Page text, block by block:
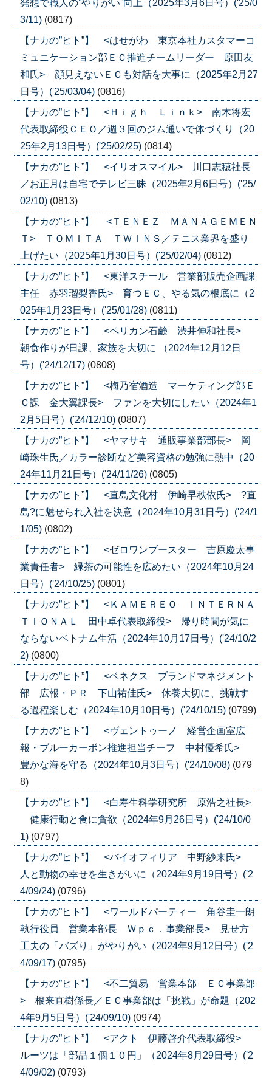
発想で職人の”やりがい”向上（2025年3月6日号）('25/0
3/11) (0817)
【ナカの”ヒト”】 <はせがわ 東京本社カスタマーコ
ミュニケーション部ＥＣ推進チームリーダー 原田友
和氏> 顔見えないＥＣも対話を大事に（2025年2月27
日号）('25/03/04) (0816)
【ナカの”ヒト”】 <Ｈｉｇｈ Ｌｉｎｋ> 南木将宏
代表取締役ＣＥＯ／週３回のジム通いで体づくり（20
25年2月13日号）('25/02/25) (0814)
【ナカの”ヒト”】 <イリオスマイル> 川口志穂社長
／お正月は自宅でテレビ三昧（2025年2月6日号）('25/
02/10) (0813)
【ナカの”ヒト”】 <ＴＥＮＥＺ ＭＡＮＡＧＥＭＥＮ
Ｔ> ＴＯＭＩＴＡ ＴＷＩＮＳ／テニス業界を盛り
上げたい（2025年1月30日号）('25/02/04) (0812)
【ナカの”ヒト”】 <東洋スチール 営業部販売企画課
主任 赤羽瑠梨香氏> 育つＥＣ、やる気の根底に（2
025年1月23日号）('25/01/28) (0811)
【ナカの”ヒト”】 <ペリカン石鹸 渋井伸和社長>
朝食作りが日課、家族を大切に （2024年12月12日
号）('24/12/17) (0808)
【ナカの”ヒト”】 <梅乃宿酒造 マーケティング部Ｅ
Ｃ課 金大翼課長> ファンを大切にしたい（2024年1
2月5日号）('24/12/10) (0807)
【ナカの”ヒト”】 <ヤマサキ 通販事業部部長> 岡
崎珠生氏／カラー診断など美容資格の勉強に熱中（20
24年11月21日号）('24/11/26) (0805)
【ナカの”ヒト”】 <直島文化村 伊崎早秩依氏> ?直
島?に魅せられ入社を決意（2024年10月31日号）('24/1
1/05) (0802)
【ナカの”ヒト”】 <ゼロワンブースター 吉原慶太事
業責任者> 緑茶の可能性を広めたい（2024年10月24
日号）('24/10/25) (0801)
【ナカの”ヒト”】 <ＫＡＭＥＲＥＯ ＩＮＴＥＲＮＡ
ＴＩＯＮＡＬ 田中卓代表取締役> 帰り時間が気に
ならないベトナム生活（2024年10月17日号）('24/10/2
2) (0800)
【ナカの”ヒト”】 <ベネクス ブランドマネジメント
部 広報・ＰＲ 下山祐佳氏> 休養大切に、挑戦す
る過程楽しむ（2024年10月10日号）('24/10/15) (0799)
【ナカの”ヒト”】 <ヴェントゥーノ 経営企画室広
報・ブルーカーボン推進担当チーフ 中村優希氏>
豊かな海を守る（2024年10月3日号）('24/10/08) (079
8)
【ナカの”ヒト”】 <白寿生科学研究所 原浩之社長>
健康行動と食に貪欲（2024年9月26日号）('24/10/0
1) (0797)
【ナカの”ヒト”】 <バイオフィリア 中野紗来氏>
人と動物の幸せを生きがいに（2024年9月19日号）('2
4/09/24) (0796)
【ナカの”ヒト”】 <ワールドパーティー 角谷圭一朗
執行役員 営業本部長 Ｗｐｃ．事業部長> 見せ方
工夫の「バズり」がやりがい（2024年9月12日号）('2
4/09/17) (0795)
【ナカの”ヒト”】 <不二貿易 営業本部 ＥＣ事業部
> 根来直樹係長／ＥＣ事業部は「挑戦」が命題（202
4年9月5日号）('24/09/10) (0974)
【ナカの”ヒト”】 <アクト 伊藤啓介代表取締役>
ルーツは「部品１個１０円」（2024年8月29日号）('2
4/09/02) (0793)